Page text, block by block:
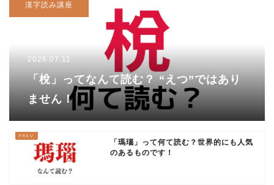
漢字読み講座
2026.07.11
「梲」ってなんて読む？ “えつ”ではあり
ません！
「瑪瑙」って何て読む？世界的にも人気
のあるものです！